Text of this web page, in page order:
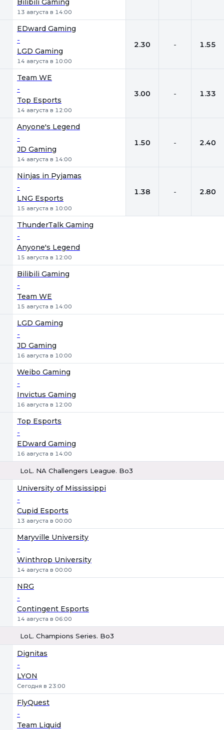
Bilibili Gaming
13 августа в 14:00
EDward Gaming
-
LGD Gaming
14 августа в 10:00
2.30 - 1.55
Team WE
-
Top Esports
14 августа в 12:00
3.00 - 1.33
Anyone's Legend
-
JD Gaming
14 августа в 14:00
1.50 - 2.40
Ninjas in Pyjamas
-
LNG Esports
15 августа в 10:00
1.38 - 2.80
ThunderTalk Gaming
-
Anyone's Legend
15 августа в 12:00
Bilibili Gaming
-
Team WE
15 августа в 14:00
LGD Gaming
-
JD Gaming
16 августа в 10:00
Weibo Gaming
-
Invictus Gaming
16 августа в 12:00
Top Esports
-
EDward Gaming
16 августа в 14:00
LoL. NA Challengers League. Bo3
University of Mississippi
-
Cupid Esports
13 августа в 00:00
Maryville University
-
Winthrop University
14 августа в 00:00
NRG
-
Contingent Esports
14 августа в 06:00
LoL. Champions Series. Bo3
Dignitas
-
LYON
Сегодня в 23:00
FlyQuest
-
Team Liquid